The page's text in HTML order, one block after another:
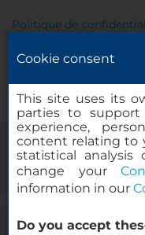
Politique de
Cookie consent
This site uses its
parties to
experience,
content relating to
statistical analysis
change your
information in our
Do you accept